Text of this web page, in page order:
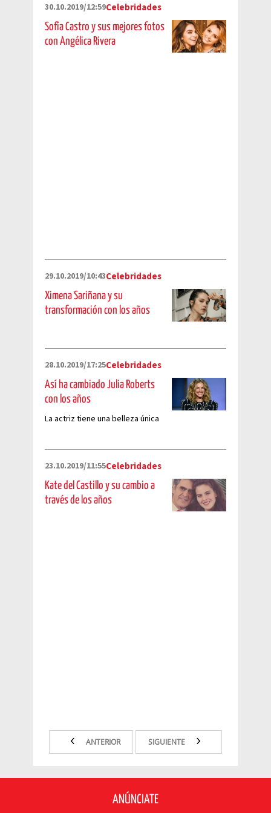
30.10.2019/12:59Celebridades
Sofía Castro y sus mejores fotos
con Angélica Rivera
29.10.2019/10:43Celebridades
Ximena Sariñana y su
transformación con los años
28.10.2019/17:25Celebridades
Así ha cambiado Julia Roberts
con los años
La actriz tiene una belleza única
23.10.2019/11:55Celebridades
Kate del Castillo y su cambio a
través de los años
ANTERIOR SIGUIENTE
ANÚNCIATE